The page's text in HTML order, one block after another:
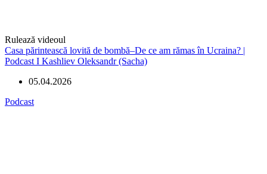
Rulează videoul
Casa părintească lovită de bombă–De ce am rămas în Ucraina? |
Podcast I Kashliev Oleksandr (Sacha)
05.04.2026
Podcast